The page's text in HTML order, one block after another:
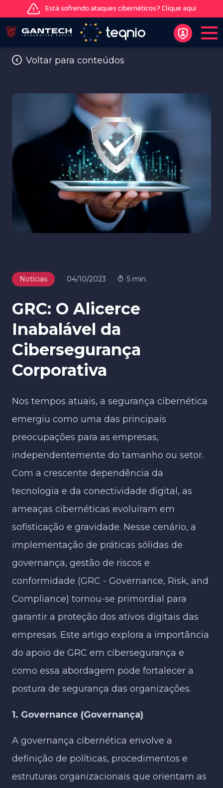
Está sofrendo ataques cibernéticos? Clique aqui
Voltar para conteúdos
Notícias 04/10/2023 5 min.
GRC: O Alicerce
Inabalável da
Cibersegurança
Corporativa
Nos tempos atuais, a segurança cibernética
emergiu como uma das principais
preocupações para as empresas,
independentemente do tamanho ou setor.
Com a crescente dependência da
tecnologia e da conectividade digital, as
ameaças cibernéticas evoluíram em
sofisticação e gravidade. Nesse cenário, a
implementação de práticas sólidas de
governança, gestão de riscos e
conformidade (GRC - Governance, Risk, and
Compliance) tornou-se primordial para
garantir a proteção dos ativos digitais das
empresas. Este artigo explora a importância
do apoio de GRC em cibersegurança e
como essa abordagem pode fortalecer a
postura de segurança das organizações.
1. Governance (Governança)
A governança cibernética envolve a
definição de políticas, procedimentos e
estruturas organizacionais que orientam as